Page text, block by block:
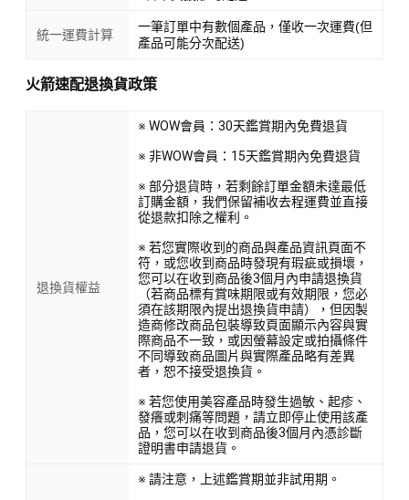
統一運費計算
一筆訂單中有數個產品，僅收一次運費(但
產品可能分次配送)
火箭速配退換貨政策
退換貨權益
※ WOW會員：30天鑑賞期內免費退貨
※ 非WOW會員：15天鑑賞期內免費退貨
※ 部分退貨時，若剩餘訂單金額未達最低
訂購金額，我們保留補收去程運費並直接
從退款扣除之權利。
※ 若您實際收到的商品與產品資訊頁面不
符，或您收到商品時發現有瑕疵或損壞，
您可以在收到商品後3個月內申請退換貨
（若商品標有賞味期限或有效期限，您必
須在該期限內提出退換貨申請），但因製
造商修改商品包裝導致頁面顯示內容與實
際商品不一致，或因螢幕設定或拍攝條件
不同導致商品圖片與實際產品略有差異
者，恕不接受退換貨。
※ 若您使用美容產品時發生過敏、起疹、
發癢或刺痛等問題，請立即停止使用該產
品，您可以在收到商品後3個月內憑診斷
證明書申請退貨。
※ 請注意，上述鑑賞期並非試用期。